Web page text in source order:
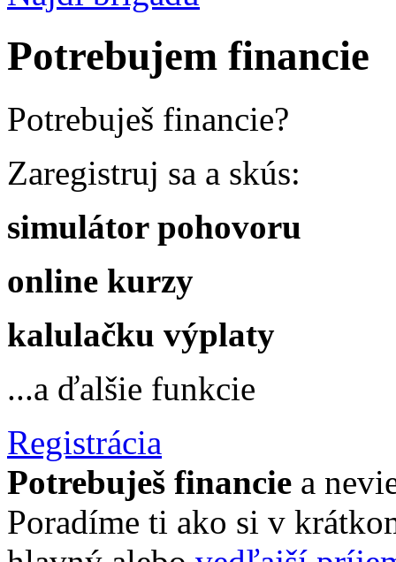
Potrebujem financie
Potrebuješ financie?
Zaregistruj sa a skús:
simulátor pohovoru
online kurzy
kalulačku výplaty
...a ďalšie funkcie
Registrácia
Potrebuješ financie a
Poradíme ti ako si v